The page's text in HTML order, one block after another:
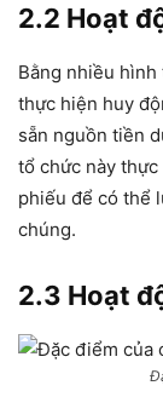
2.2 Hoạt
Bằng nhiều
thực hiện huy
sẵn nguồn tiền
tổ chức này
phiếu để có thể
chúng.
2.3 Hoạt